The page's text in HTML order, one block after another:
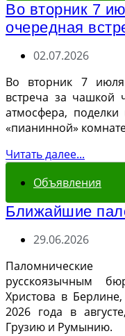
Во вторник 7
очередная
02.07.2026
Во вторник 7 июля
встреча за чашкой
атмосфера, поделки
«пианинной»
Читать далее...
Объявления
Ближайшие
29.06.2026
русскоязычным
Христова в
2026 года в
Грузию и Румынию.